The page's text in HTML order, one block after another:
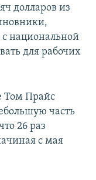
долларов из
с национальной
для рабочих
Том Прайс
часть
26 раз
с мая